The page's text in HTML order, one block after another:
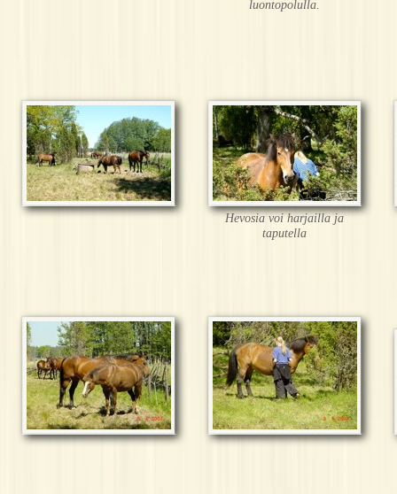
luontopolulla.
Hevosia voi harjailla ja
taputella